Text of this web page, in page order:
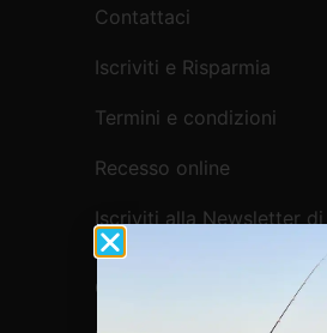
Contattaci
Iscriviti e Risparmia
Termini e condizioni
Recesso online
Iscriviti alla Newsletter di
Webpesca
Cookie Policy e Consensi